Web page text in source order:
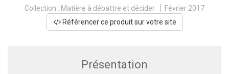
Collection : Matière à débattre et décider
Février 2017
Référencer ce produit sur votre site
Présentation